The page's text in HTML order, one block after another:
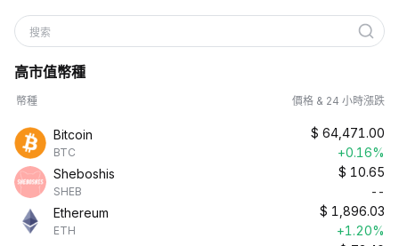
搜索
高市值幣種
幣種 價格 & 24 小時漲跌
Bitcoin
BTC
$ 64,471.00
+0.16%
Sheboshis
SHEB
$ 10.65
--
Ethereum
ETH
$ 1,896.03
+1.20%